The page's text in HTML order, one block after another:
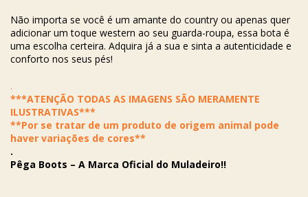
Não importa se você é um amante do country ou apenas quer
adicionar um toque western ao seu guarda-roupa, essa bota é
uma escolha certeira. Adquira já a sua e sinta a autenticidade e
conforto nos seus pés!
.
***ATENÇÃO TODAS AS IMAGENS SÃO MERAMENTE
ILUSTRATIVAS***
**Por se tratar de um produto de origem animal pode
haver variações de cores**
.
Pêga Boots – A Marca Oficial do Muladeiro!!